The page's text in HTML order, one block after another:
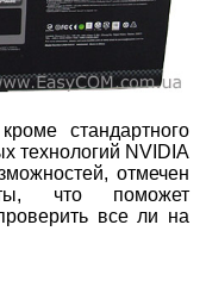
стандартного
технологий NVIDIA
отмечен
что поможет
все ли на